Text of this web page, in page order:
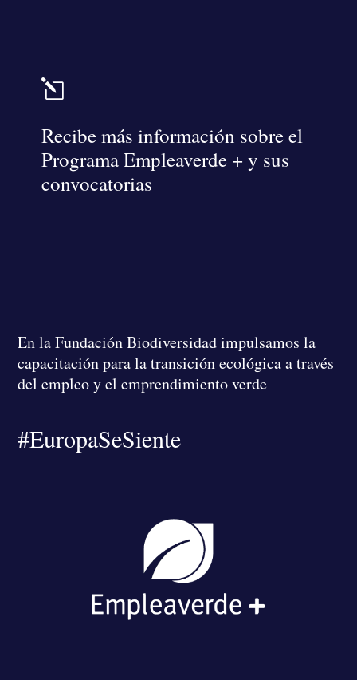
l
Recibe más información sobre el
Programa Empleaverde + y sus
convocatorias
En la Fundación Biodiversidadimpulsamos la
capacitación para la transición ecológica a través
del empleo y el emprendimiento verde
#EuropaSeSiente